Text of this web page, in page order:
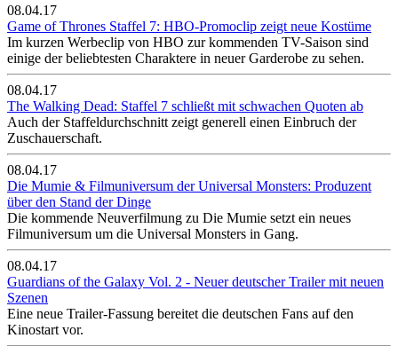
08.04.17
Game of Thrones Staffel 7: HBO-Promoclip zeigt neue Kostüme
Im kurzen Werbeclip von HBO zur kommenden TV-Saison sind
einige der beliebtesten Charaktere in neuer Garderobe zu sehen.
08.04.17
The Walking Dead: Staffel 7 schließt mit schwachen Quoten ab
Auch der Staffeldurchschnitt zeigt generell einen Einbruch der
Zuschauerschaft.
08.04.17
Die Mumie & Filmuniversum der Universal Monsters: Produzent
über den Stand der Dinge
Die kommende Neuverfilmung zu Die Mumie setzt ein neues
Filmuniversum um die Universal Monsters in Gang.
08.04.17
Guardians of the Galaxy Vol. 2 - Neuer deutscher Trailer mit neuen
Szenen
Eine neue Trailer-Fassung bereitet die deutschen Fans auf den
Kinostart vor.